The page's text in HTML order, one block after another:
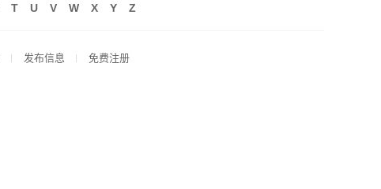
T U V W X Y Z
发布信息 免费注册